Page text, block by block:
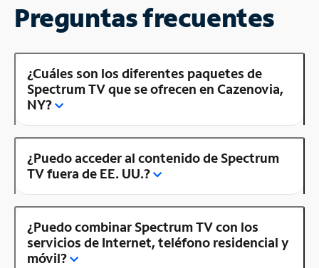
Preguntas frecuentes
¿Cuáles son los diferentes paquetes de
Spectrum TV que se ofrecen en Cazenovia,
NY?
¿Puedo acceder al contenido de Spectrum
TV fuera de EE. UU.?
¿Puedo combinar Spectrum TV con los
servicios de Internet, teléfono residencial y
móvil?